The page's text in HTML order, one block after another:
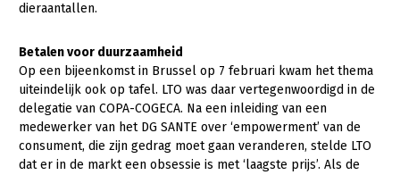
dieraantallen.
Betalen voor duurzaamheid
Op een bijeenkomst in Brussel op 7 februari kwam het thema
uiteindelijk ook op tafel. LTO was daar vertegenwoordigd in de
delegatie van COPA-COGECA. Na een inleiding van een
medewerker van het DG SANTE over ‘empowerment’ van de
consument, die zijn gedrag moet gaan veranderen, stelde LTO
dat er in de markt een obsessie is met ‘laagste prijs’. Als de